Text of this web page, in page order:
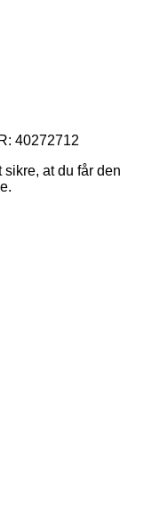
40272712
at du får den